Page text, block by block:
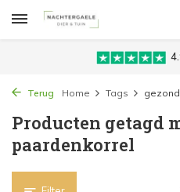
Terug Home Tags
Producten getagd
paardenkorrel